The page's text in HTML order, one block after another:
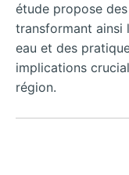
étude propose
transformant ainsi
eau et des
implications
région.